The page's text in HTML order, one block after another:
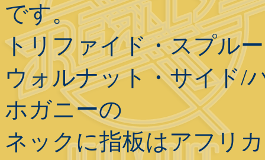
です。
トリファイド・スプル
ウォルナット・サイド/
ホガニーの
ネックに指板はアフリ